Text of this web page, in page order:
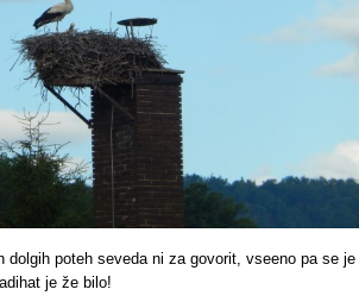
dolgih poteh seveda ni za govorit, vseeno pa se je
je že bilo!